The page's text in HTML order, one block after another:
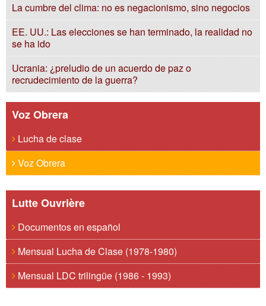
La cumbre del clima: no es negacionismo, sino negocios
EE. UU.: Las elecciones se han terminado, la realidad no
se ha ido
Ucrania: ¿preludio de un acuerdo de paz o
recrudecimiento de la guerra?
Voz Obrera
Lucha de clase
Voz Obrera
Lutte Ouvrière
Documentos en español
Mensual Lucha de Clase (1978-1980)
Mensual LDC trilingüe (1986 - 1993)